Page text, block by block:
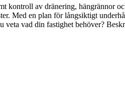
kontroll av dränering, hängrännor
Med en plan för långsiktigt
veta vad din fastighet behöver?